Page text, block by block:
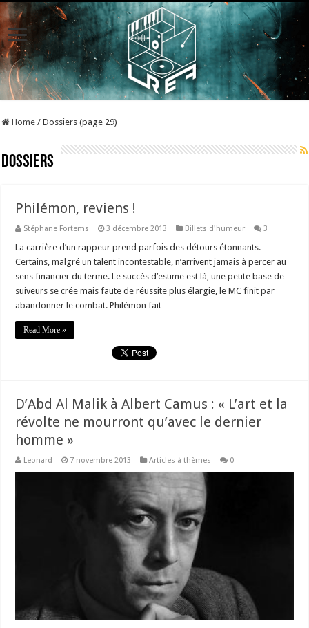
Home / Dossiers (page 29)
Dossiers
Philémon, reviens !
Stéphane Fortems 3 décembre 2013 Billets d'humeur 3
La carrière d’un rappeur prend parfois des détours étonnants.
Certains, malgré un talent incontestable, n’arrivent jamais à percer au
sens financier du terme. Le succès d’estime est là, une petite base de
suiveurs se crée mais faute de réussite plus élargie, le MC finit par
abandonner le combat. Philémon fait …
Read More »
D’Abd Al Malik à Albert Camus : « L’art et la
révolte ne mourront qu’avec le dernier
homme »
Leonard 7 novembre 2013 Articles à thèmes 0